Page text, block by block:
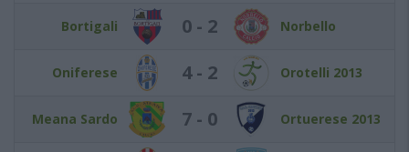
Bortigali 0 - 2 Norbello
Oniferese 4 - 2 Orotelli 2013
Meana Sardo 7 - 0 Ortuerese 2013